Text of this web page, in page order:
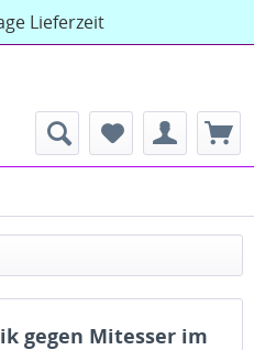
Lieferzeit
aus Deutschland
gegen Mitesser im